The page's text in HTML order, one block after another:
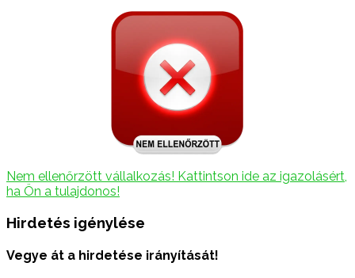
Nem ellenőrzött vállalkozás! Kattintson ide az igazolásért,
ha Ön a tulajdonos!
Hirdetés igénylése
Vegye át a hirdetése irányítását!